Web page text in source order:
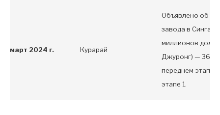
март 2024 г. Курарай
Объявлено об
завода в
миллионов
Джуронг) — 36
переднем этапе,
этапе 1.